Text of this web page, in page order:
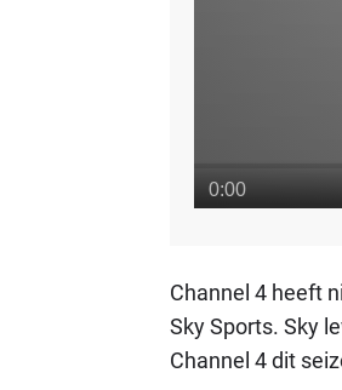
Channel 4 heeft
Sky Sports. Sky
Channel 4 dit